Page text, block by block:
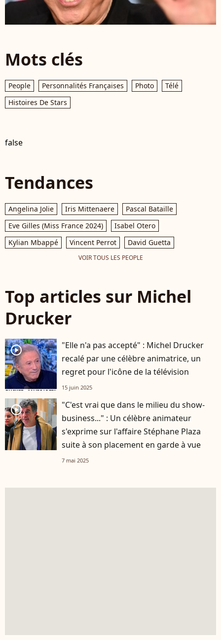
Mots clés
People Personnalités Françaises Photo
Télé
Histoires De Stars
false
Tendances
Angelina Jolie Iris Mittenaere
Pascal Bataille
Eve Gilles (Miss France 2024)
Isabel Otero
Kylian Mbappé
Vincent Perrot David Guetta
VOIR TOUS LES PEOPLE
Top articles sur Michel
Drucker
player2
"Elle n'a pas accepté" : Michel Drucker
recalé par une célèbre animatrice, un
regret pour l'icône de la télévision
15 juin 2025
player2
"C'est vrai que dans le milieu du show-
business..." : Un célèbre animateur
s'exprime sur l'affaire Stéphane Plaza
suite à son placement en garde à vue
7 mai 2025